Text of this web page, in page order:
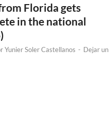
Florida gets
in the national
Yunier Soler Castellanos - Dejar un